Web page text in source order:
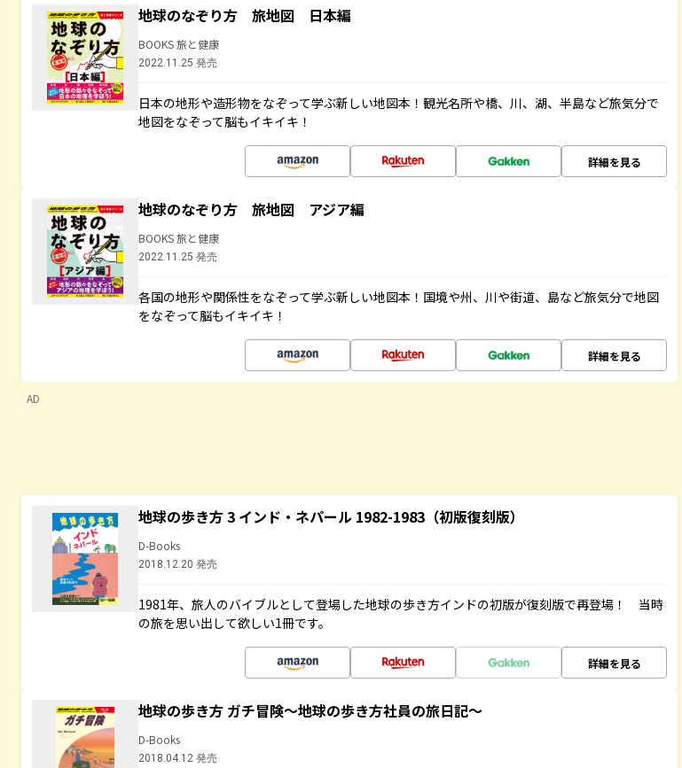
地球のなぞり方 旅地図 日本編
BOOKS 旅と健康
2022.11.25 発売
日本の地形や造形物をなぞって学ぶ新しい地図本！観光名所や橋、川、湖、半島など旅気分で
地図をなぞって脳もイキイキ！
詳細を見る
地球のなぞり方 旅地図 アジア編
BOOKS 旅と健康
2022.11.25 発売
各国の地形や関係性をなぞって学ぶ新しい地図本！国境や州、川や街道、島など旅気分で地図
をなぞって脳もイキイキ！
詳細を見る
AD
地球の歩き方 3 インド・ネパール 1982-1983（初版復刻版）
D-Books
2018.12.20 発売
1981年、旅人のバイブルとして登場した地球の歩き方インドの初版が復刻版で再登場！ 当時
の旅を思い出して欲しい1冊です。
詳細を見る
地球の歩き方 ガチ冒険～地球の歩き方社員の旅日記～
D-Books
2018.04.12 発売